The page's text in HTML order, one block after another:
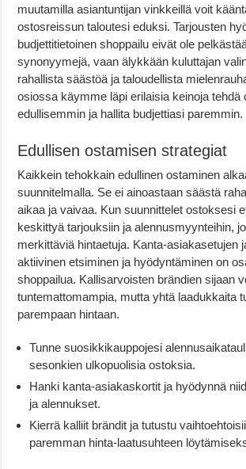
muutamilla asiantuntijan vinkkeillä voit
ostosreissun taloutesi eduksi. Tarjousten
budjettitietoinen shoppailu eivät ole
synonyymejä, vaan älykkään kuluttajan
rahallista säästöä ja taloudellista
osiossa käymme läpi erilaisia keinoja tehdä
edullisemmin ja hallita budjettiasi paremmin.
Edullisen ostamisen strategiat
Kaikkein tehokkain edullinen ostaminen
suunnitelmalla. Se ei ainoastaan säästä
aikaa ja vaivaa. Kun suunnittelet ostoksesi
keskittyä tarjouksiin ja alennusmyynteihin,
merkittäviä hintaetuja. Kanta-asiakasetujen
aktiivinen etsiminen ja hyödyntäminen on
shoppailua. Kallisarvoisten brändien sijaan
tuntemattomampia, mutta yhtä laadukkaita
parempaan hintaan.
Tunne suosikkikauppojesi
sesonkien ulkopuolisia ostoksia.
Hanki kanta-asiakaskortit ja hyödynnä
ja alennukset.
Kierrä kalliit brändit ja tutustu
paremman hinta-laatusuhteen